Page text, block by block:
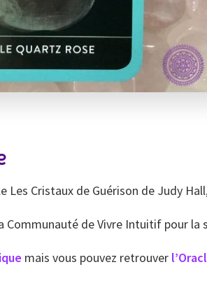
Cristaux de Guérison de Judy
Communauté de Vivre Intuitif pour
mais vous pouvez retrouver